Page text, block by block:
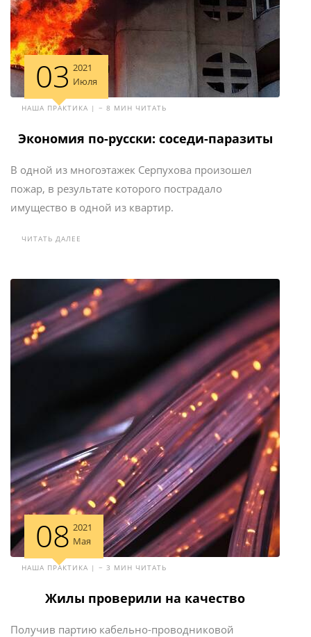
03 2021
Июля
НАША ПРАКТИКА | ~ 8 МИН ЧИТАТЬ
Экономия по-русски: соседи-паразиты
В одной из многоэтажек Серпухова произошел
пожар, в результате которого пострадало
имущество в одной из квартир.
ЧИТАТЬ ДАЛЕЕ
08 2021
Мая
НАША ПРАКТИКА | ~ 3 МИН ЧИТАТЬ
Жилы проверили на качество
Получив партию кабельно-проводниковой